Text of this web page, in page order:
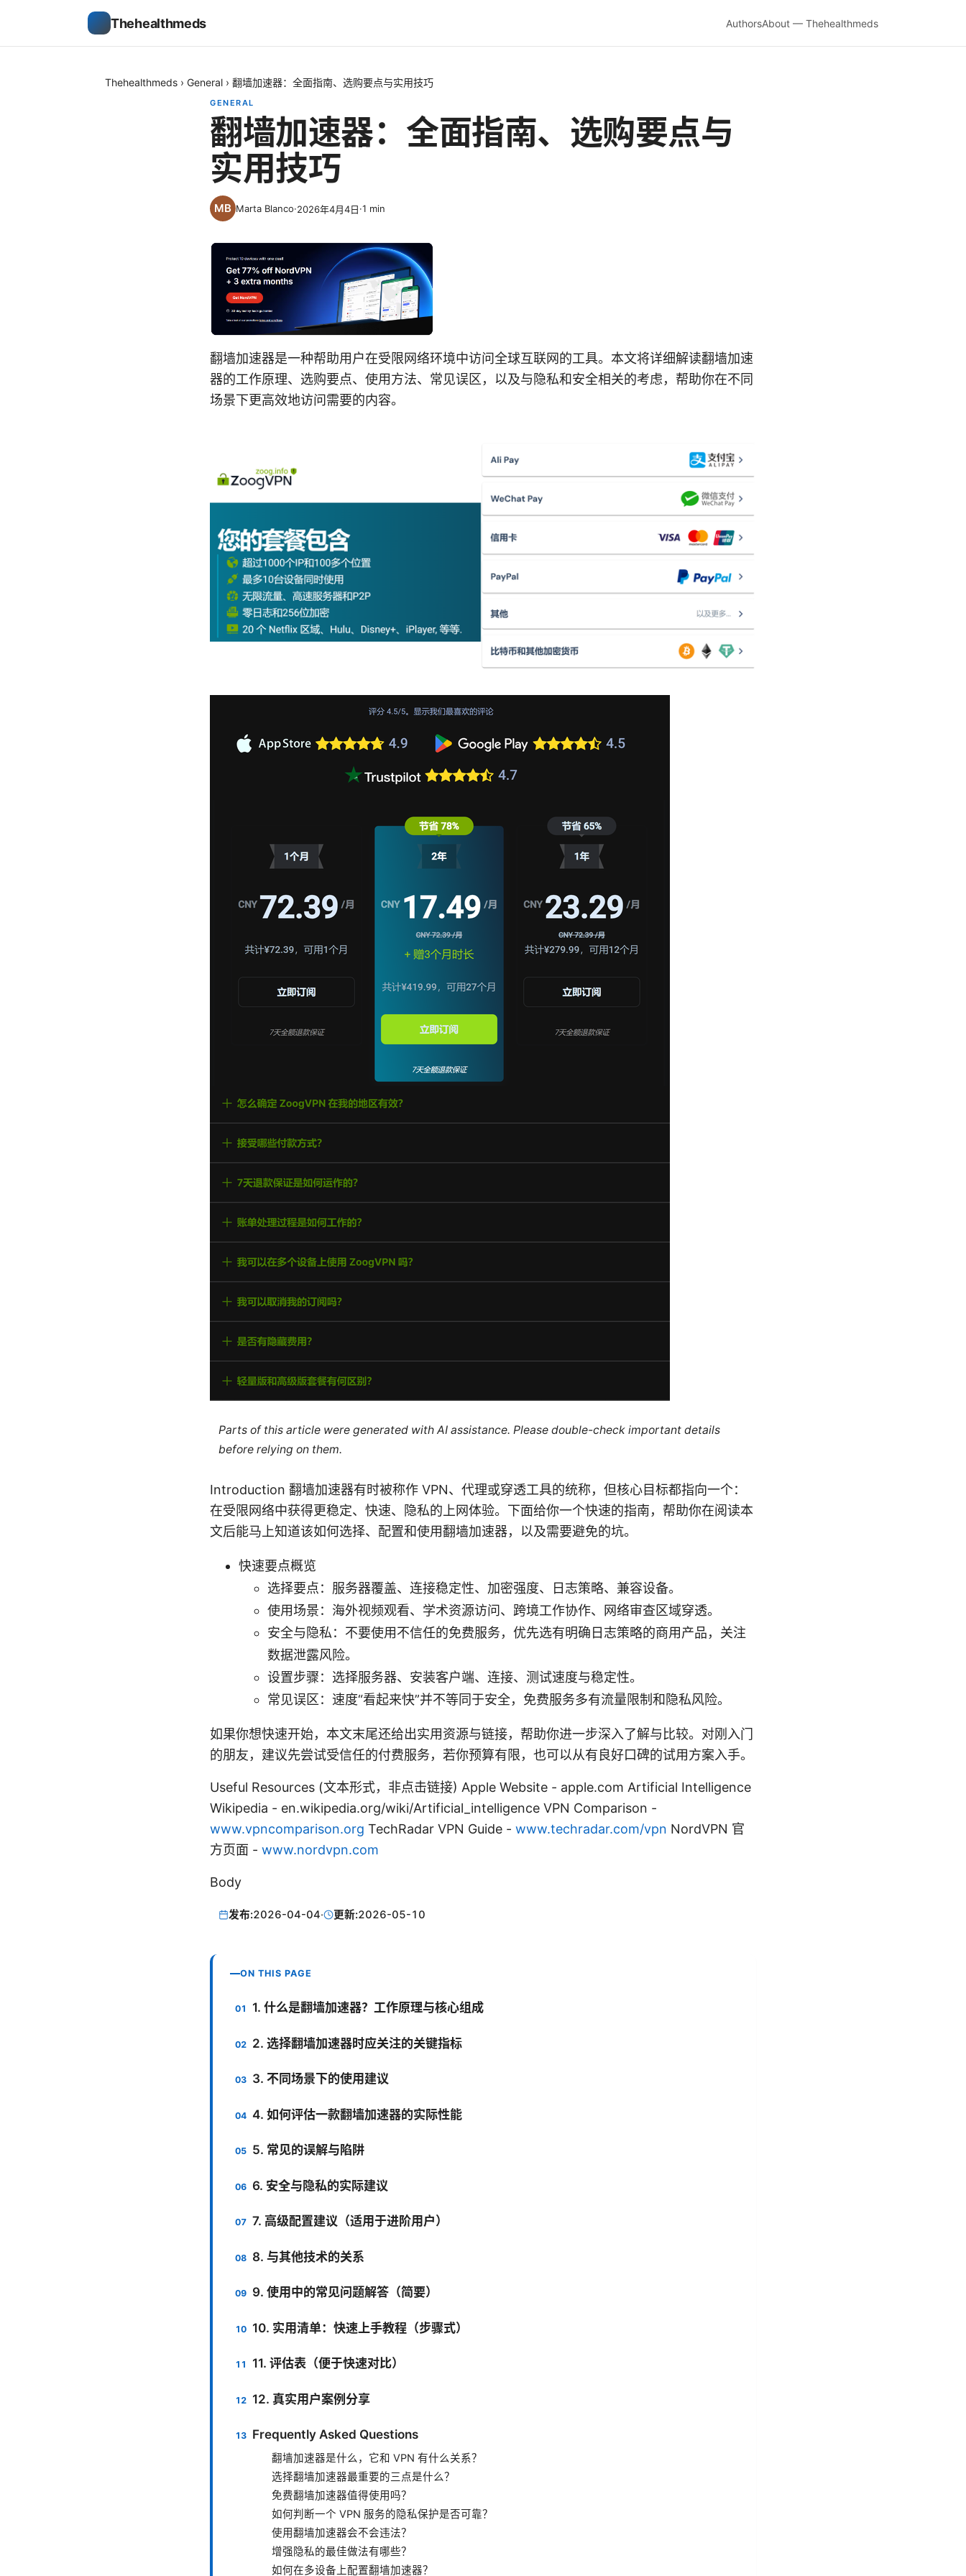
Thehealthmeds AuthorsAbout — Thehealthmeds
Thehealthmeds › General › 翻墙加速器：全面指南、选购要点与实用技巧
GENERAL
翻墙加速器：全面指南、选购要点与
实用技巧
Marta Blanco·2026年4月4日·1 min
翻墙加速器是一种帮助用户在受限网络环境中访问全球互联网的工具。本文将详细解读翻墙加速
器的工作原理、选购要点、使用方法、常见误区，以及与隐私和安全相关的考虑，帮助你在不同
场景下更高效地访问需要的内容。
Parts of this article were generated with AI assistance. Please double-check important details
before relying on them.
Introduction 翻墙加速器有时被称作 VPN、代理或穿透工具的统称，但核心目标都指向一个：
在受限网络中获得更稳定、快速、隐私的上网体验。下面给你一个快速的指南，帮助你在阅读本
文后能马上知道该如何选择、配置和使用翻墙加速器，以及需要避免的坑。
快速要点概览
选择要点：服务器覆盖、连接稳定性、加密强度、日志策略、兼容设备。
使用场景：海外视频观看、学术资源访问、跨境工作协作、网络审查区域穿透。
安全与隐私：不要使用不信任的免费服务，优先选有明确日志策略的商用产品，关注
数据泄露风险。
设置步骤：选择服务器、安装客户端、连接、测试速度与稳定性。
常见误区：速度“看起来快”并不等同于安全，免费服务多有流量限制和隐私风险。
如果你想快速开始，本文末尾还给出实用资源与链接，帮助你进一步深入了解与比较。对刚入门
的朋友，建议先尝试受信任的付费服务，若你预算有限，也可以从有良好口碑的试用方案入手。
Useful Resources (文本形式，非点击链接) Apple Website - apple.com Artificial Intelligence
Wikipedia - en.wikipedia.org/wiki/Artificial_intelligence VPN Comparison -
www.vpncomparison.org TechRadar VPN Guide - www.techradar.com/vpn NordVPN 官
方页面 - www.nordvpn.com
Body
发布:2026-04-04· 更新:2026-05-10
ON THIS PAGE
1. 什么是翻墙加速器？工作原理与核心组成
2. 选择翻墙加速器时应关注的关键指标
3. 不同场景下的使用建议
4. 如何评估一款翻墙加速器的实际性能
5. 常见的误解与陷阱
6. 安全与隐私的实际建议
7. 高级配置建议（适用于进阶用户）
8. 与其他技术的关系
9. 使用中的常见问题解答（简要）
10. 实用清单：快速上手教程（步骤式）
11. 评估表（便于快速对比）
12. 真实用户案例分享
Frequently Asked Questions
翻墙加速器是什么，它和 VPN 有什么关系？
选择翻墙加速器最重要的三点是什么？
免费翻墙加速器值得使用吗？
如何判断一个 VPN 服务的隐私保护是否可靠？
使用翻墙加速器会不会违法？
增强隐私的最佳做法有哪些？
如何在多设备上配置翻墙加速器？